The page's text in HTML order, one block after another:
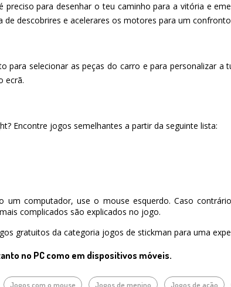
preciso para desenhar o teu caminho para a vitória e
de descobrires e acelerares os motores para um
para selecionar as peças do carro e para personalizar a
ecrã.
Encontre jogos semelhantes a partir da seguinte lista:
um computador, use o mouse esquerdo. Caso
complicados são explicados no jogo.
gratuitos da categoria jogos de stickman para uma
no PC como em dispositivos móveis.
Jogos com o mouse Jogos de menino Jogos de ação